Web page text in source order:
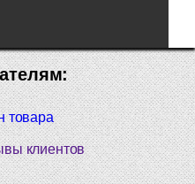
товара
клиентов